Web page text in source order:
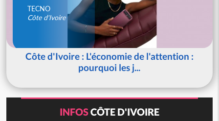
TECNO
Côte d'Ivoire
Côte d'Ivoire : L'économie de l'attention :
pourquoi les j...
INFOSCÔTE D'IVOIRE